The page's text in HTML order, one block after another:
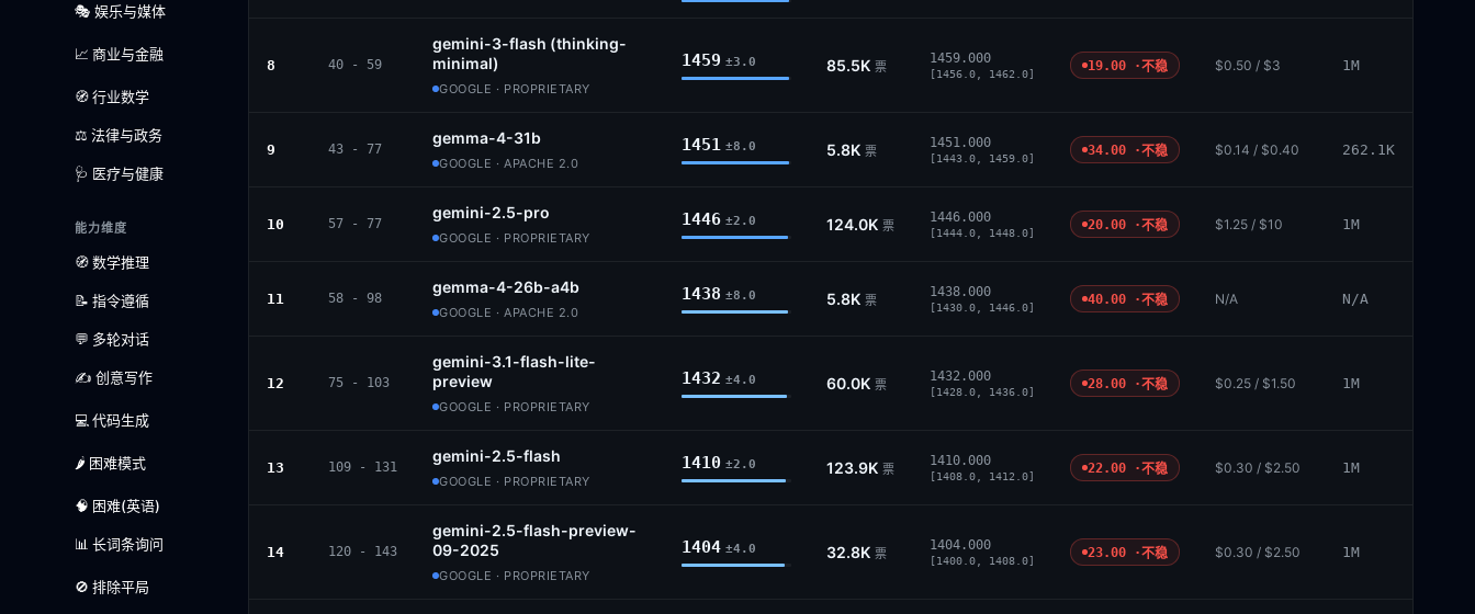
🎭 娱乐与媒体
📈 商业与金融
🧭 行业数学
⚖️ 法律与政务
🩺 医疗与健康
能力维度
🧭 数学推理
📝 指令遵循
💬 多轮对话
✍️ 创意写作
💻 代码生成
🌶️ 困难模式
🧠 困难(英语)
📊 长词条询问
🚫 排除平局
8 40 - 59
gemini-3-flash (thinking-
minimal)
GOOGLE · PROPRIETARY
1459 ±3.0 85.5K 票
1459.000
[1456.0, 1462.0]
19.00 ·不稳 $0.50 / $3 1M
9 43 - 77
gemma-4-31b
GOOGLE · APACHE 2.0
1451 ±8.0 5.8K 票
1451.000
[1443.0, 1459.0]
34.00 ·不稳 $0.14 / $0.40 262.1K
10 57 - 77
gemini-2.5-pro
GOOGLE · PROPRIETARY
1446 ±2.0 124.0K 票
1446.000
[1444.0, 1448.0]
20.00 ·不稳 $1.25 / $10 1M
11 58 - 98
gemma-4-26b-a4b
GOOGLE · APACHE 2.0
1438 ±8.0 5.8K 票
1438.000
[1430.0, 1446.0]
40.00 ·不稳 N/A N/A
12 75 - 103
gemini-3.1-flash-lite-
preview
GOOGLE · PROPRIETARY
1432 ±4.0 60.0K 票
1432.000
[1428.0, 1436.0]
28.00 ·不稳 $0.25 / $1.50 1M
13 109 - 131
gemini-2.5-flash
GOOGLE · PROPRIETARY
1410 ±2.0 123.9K 票
1410.000
[1408.0, 1412.0]
22.00 ·不稳 $0.30 / $2.50 1M
14 120 - 143
gemini-2.5-flash-preview-
09-2025
GOOGLE · PROPRIETARY
1404 ±4.0 32.8K 票
1404.000
[1400.0, 1408.0]
23.00 ·不稳 $0.30 / $2.50 1M